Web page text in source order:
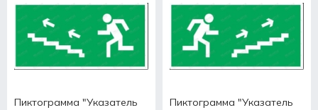
Пиктограмма "Указатель
Пиктограмма "Указатель